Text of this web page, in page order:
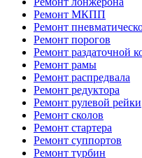
Ремонт МКПП
Ремонт
Ремонт порогов
Ремонт раздаточной
Ремонт рамы
Ремонт распредвала
Ремонт редуктора
Ремонт рулевой рейки
Ремонт сколов
Ремонт стартера
Ремонт суппортов
Ремонт турбин